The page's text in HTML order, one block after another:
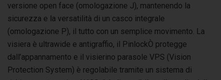
versione open face (omologazione J), mantenendo la
sicurezza e la versatilità di un casco integrale
(omologazione P), il tutto con un semplice movimento. La
visiera è ultrawide e antigraffio, il PinlockÒ protegge
dall’appannamento e il visierino parasole VPS (Vision
Protection System) è regolabile tramite un sistema di